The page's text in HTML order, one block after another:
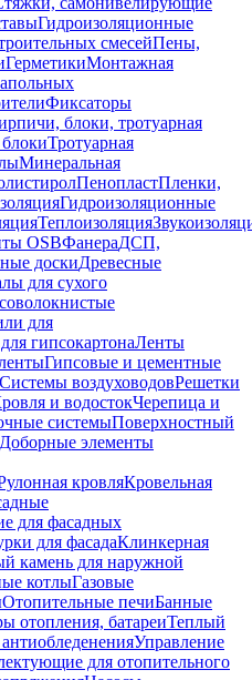
Гидроизоляционные
смесейПены,
ГерметикиМонтажная
Фиксаторы
блоки, тротуарная
Тротуарная
Минеральная
ПенопластПленки,
Гидроизоляционные
Теплоизоляция
OSBФанераДСП,
доскиДревесные
для сухого
для
гипсокартонаЛенты
Гипсовые и цементные
Системы воздуховодовРешетки
и водостокЧерепица и
системыПоверхностный
Доборные элементы
кровляКровельная
для фасадных
для фасадаКлинкерная
камень для наружной
котлыГазовые
Отопительные печиБанные
отопления, батареиТеплый
Управление
для отопительного